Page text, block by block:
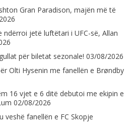
Gran Paradison, majën më të
ndërroi jetë luftëtari i UFC-së, Allan
për biletat sezonale! 03/08/2026
Olti Hysenin me fanellën e Brøndby
16 vjet e 6 ditë debutoi me ekipin e
02/08/2026
veshë fanellën e FC Skopje